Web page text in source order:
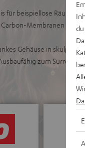
für beispiellose
Membranen für
Gehäuse in
zum Surround-